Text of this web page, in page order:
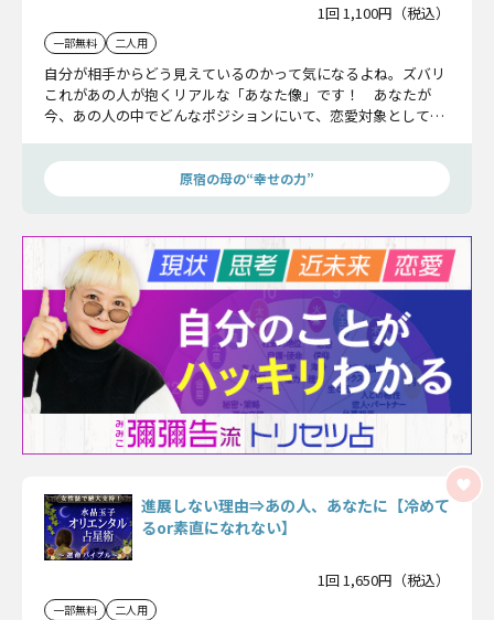
1回 1,100円（税込）
一部無料 二人用
自分が相手からどう見えているのかって気になるよね。ズバリ
これがあの人が抱くリアルな「あなた像」です！ あなたが
今、あの人の中でどんなポジションにいて、恋愛対象として意
原宿の母の“幸せの力”
進展しない理由⇒あの人、あなたに【冷めて
るor素直になれない】
1回 1,650円（税込）
一部無料 二人用